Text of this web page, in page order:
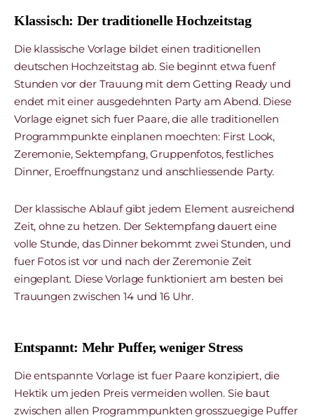
Klassisch: Der traditionelle Hochzeitstag
Die klassische Vorlage bildet einen traditionellen
deutschen Hochzeitstag ab. Sie beginnt etwa fuenf
Stunden vor der Trauung mit dem Getting Ready und
endet mit einer ausgedehnten Party am Abend. Diese
Vorlage eignet sich fuer Paare, die alle traditionellen
Programmpunkte einplanen moechten: First Look,
Zeremonie, Sektempfang, Gruppenfotos, festliches
Dinner, Eroeffnungstanz und anschliessende Party.
Der klassische Ablauf gibt jedem Element ausreichend
Zeit, ohne zu hetzen. Der Sektempfang dauert eine
volle Stunde, das Dinner bekommt zwei Stunden, und
fuer Fotos ist vor und nach der Zeremonie Zeit
eingeplant. Diese Vorlage funktioniert am besten bei
Trauungen zwischen 14 und 16 Uhr.
Entspannt: Mehr Puffer, weniger Stress
Die entspannte Vorlage ist fuer Paare konzipiert, die
Hektik um jeden Preis vermeiden wollen. Sie baut
zwischen allen Programmpunkten grosszuegige Puffer